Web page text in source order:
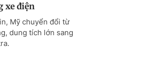
xe điện
Mỹ chuyển đổi từ
dung tích lớn sang